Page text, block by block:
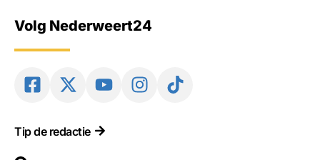
Volg Nederweert24
Tip de redactie